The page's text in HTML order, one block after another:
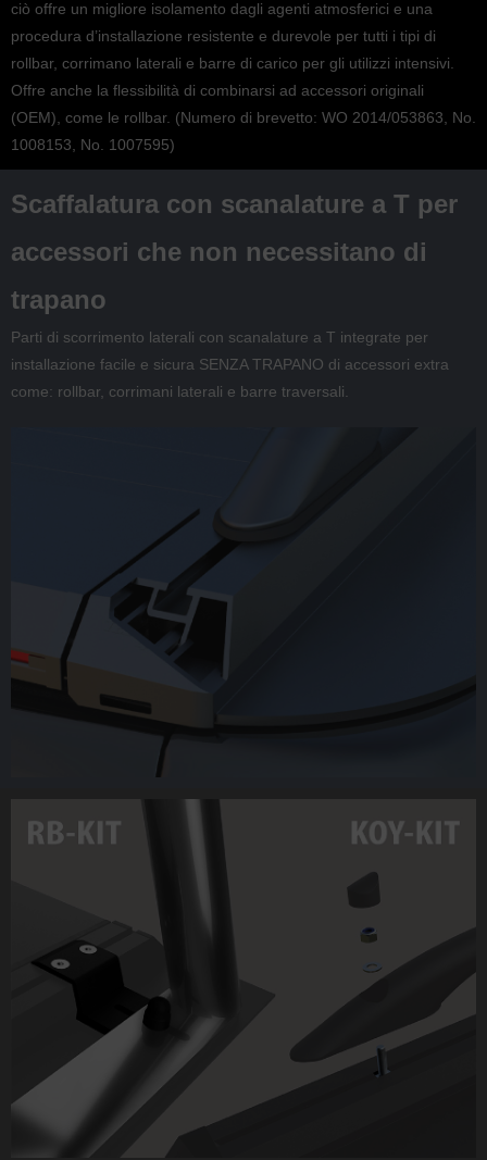
ciò offre un migliore isolamento dagli agenti atmosferici e una
procedura d’installazione resistente e durevole per tutti i tipi di
rollbar, corrimano laterali e barre di carico per gli utilizzi intensivi.
Offre anche la flessibilità di combinarsi ad accessori originali
(OEM), come le rollbar. (Numero di brevetto: WO 2014/053863, No.
1008153, No. 1007595)
Scaffalatura con scanalature a T per
accessori che non necessitano di
trapano
Parti di scorrimento laterali con scanalature a T integrate per
installazione facile e sicura SENZA TRAPANO di accessori extra
come: rollbar, corrimani laterali e barre traversali.